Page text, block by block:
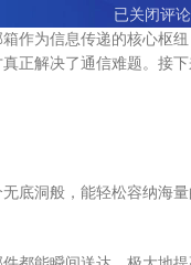
已关闭评论
作为信息传递的核心枢
正解决了通信难题。接
底洞般，能轻松容纳海